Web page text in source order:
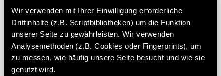
Wir verwenden mit Ihrer Einwilligung erforderliche
Drittinhalte (z.B. Scriptbibliotheken) um die Funktion
unserer Seite zu gewährleisten. Wir verwenden
Analysemethoden (z.B. Cookies oder Fingerprints), um
zu messen, wie häufig unsere Seite besucht und wie sie
genutzt wird.